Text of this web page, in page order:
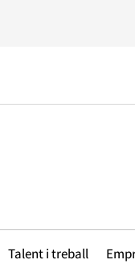
Talent i treball